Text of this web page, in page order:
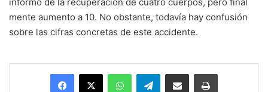
informó de la recuperación de cuatro cuerpos, pero final
mente aumento a 10. No obstante, todavía hay confusión
sobre las cifras concretas de este accidente.
Facebook
X WhatsAppTelegramEnviar vía email Imprimir